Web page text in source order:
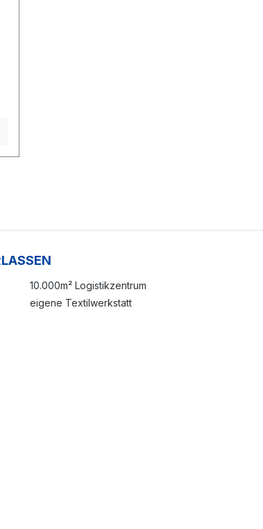
10.000m² Logistikzentrum
eigene Textilwerkstatt